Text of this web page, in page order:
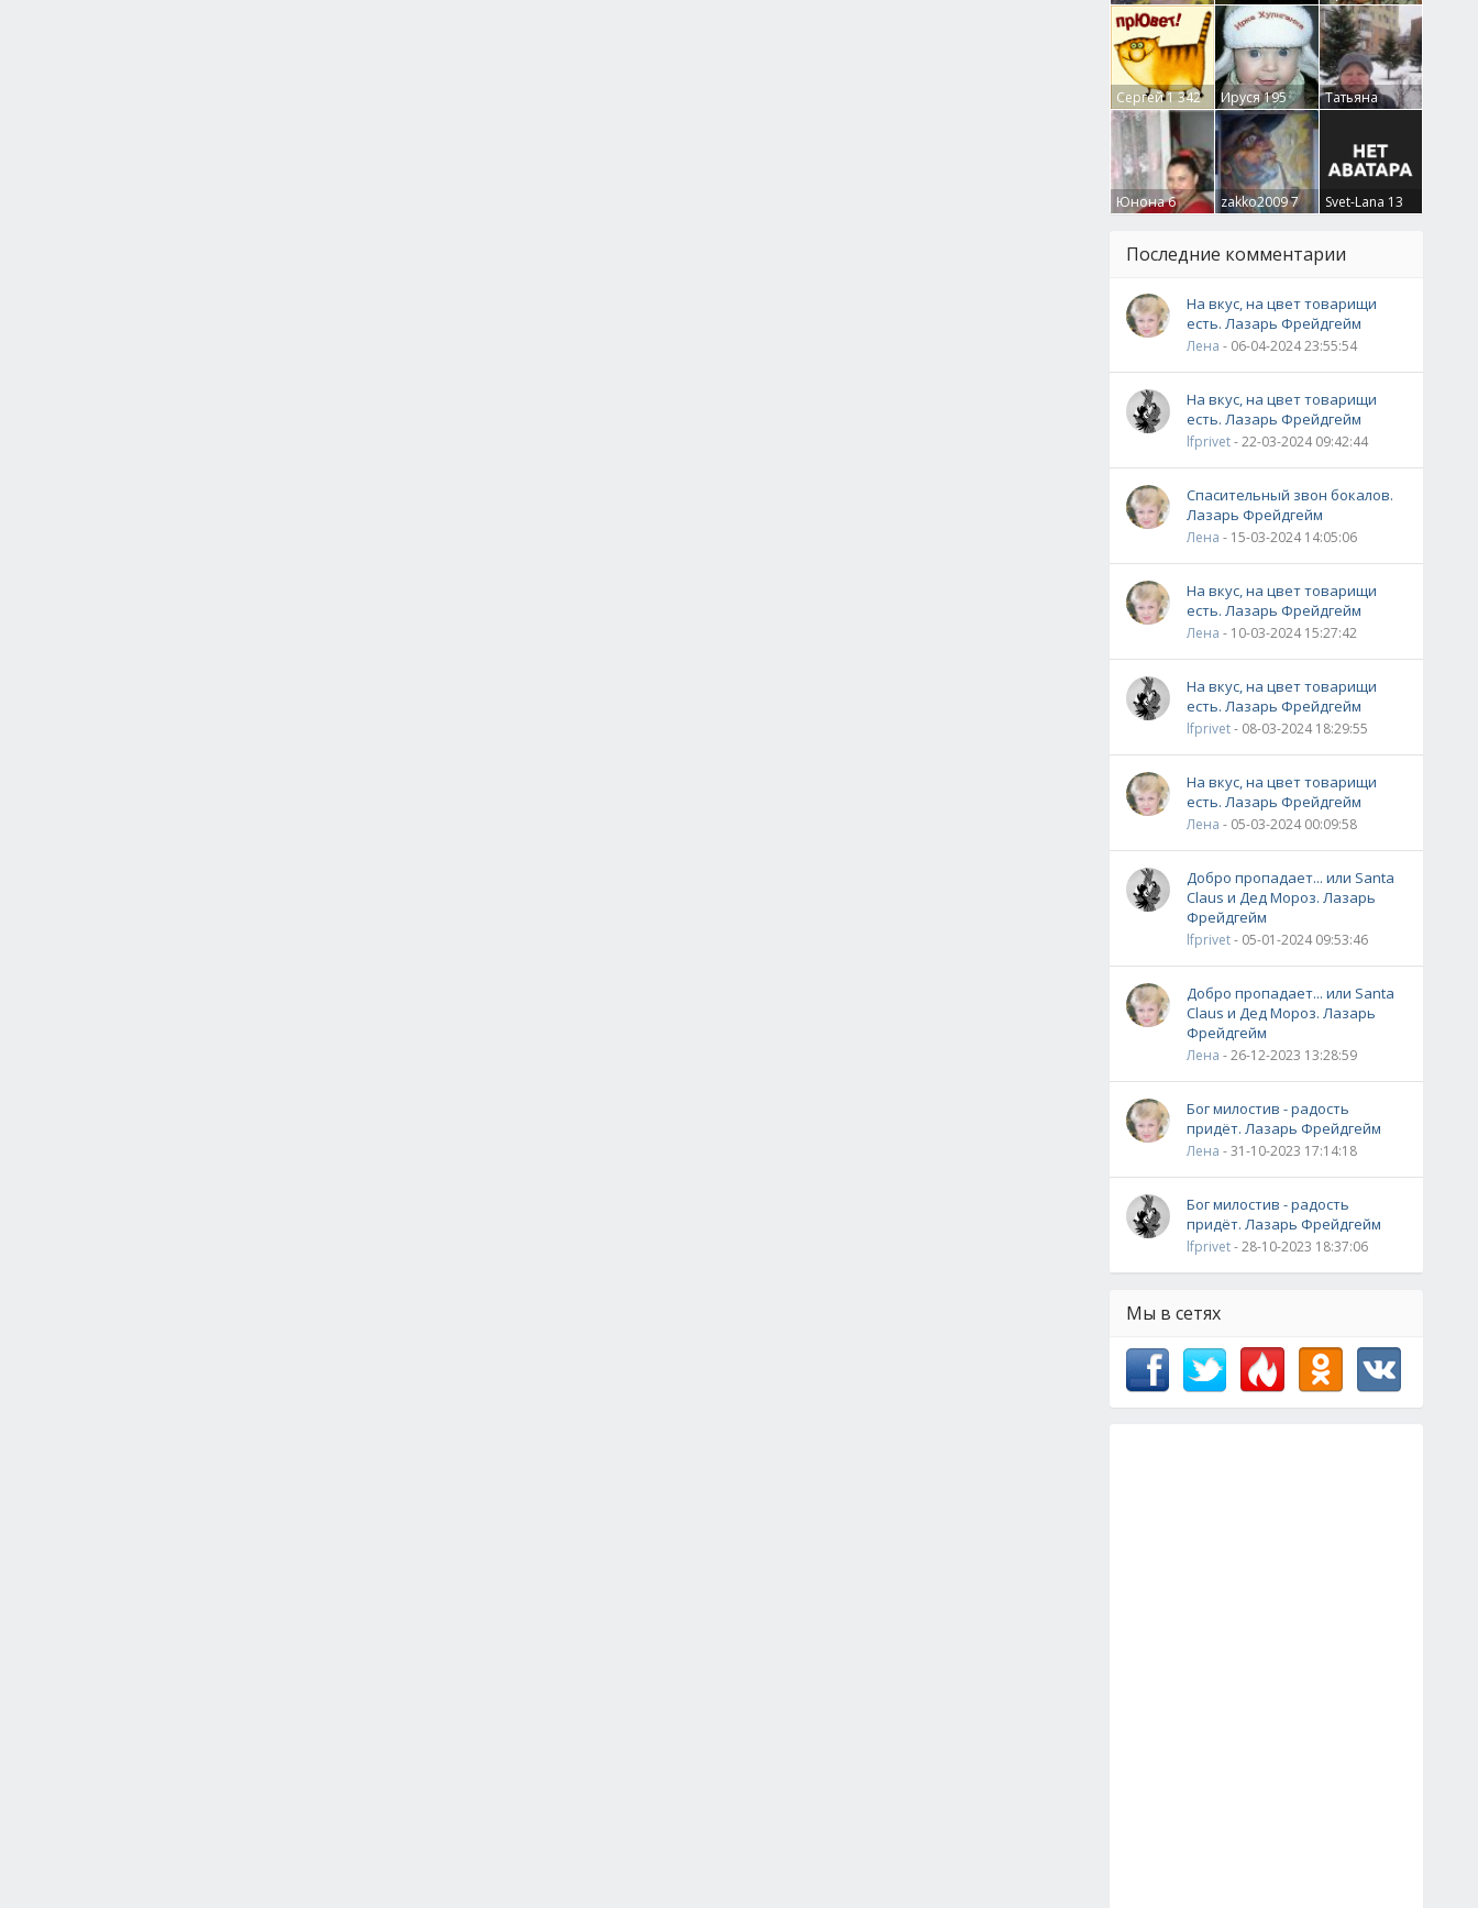
Гумлевая0
Бруцкая41
Сергей1 342 Ируся195
Татьяна
Крючкова0
Юнона6 zakko20097 Svet-Lana 13
Последние комментарии
На вкус, на цвет товарищи
есть. Лазарь Фрейдгейм
Лена - 06-04-2024 23:55:54
На вкус, на цвет товарищи
есть. Лазарь Фрейдгейм
lfprivet- 22-03-2024 09:42:44
Спасительный звон бокалов.
Лазарь Фрейдгейм
Лена - 15-03-2024 14:05:06
На вкус, на цвет товарищи
есть. Лазарь Фрейдгейм
Лена - 10-03-2024 15:27:42
На вкус, на цвет товарищи
есть. Лазарь Фрейдгейм
lfprivet- 08-03-2024 18:29:55
На вкус, на цвет товарищи
есть. Лазарь Фрейдгейм
Лена - 05-03-2024 00:09:58
Добро пропадает... или Santa
Claus и Дед Мороз. Лазарь
Фрейдгейм
lfprivet- 05-01-2024 09:53:46
Добро пропадает... или Santa
Claus и Дед Мороз. Лазарь
Фрейдгейм
Лена - 26-12-2023 13:28:59
Бог милостив - радость
придёт. Лазарь Фрейдгейм
Лена - 31-10-2023 17:14:18
Бог милостив - радость
придёт. Лазарь Фрейдгейм
lfprivet- 28-10-2023 18:37:06
Мы в сетях